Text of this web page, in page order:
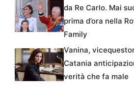
da Re Carlo. Mai
prima d’ora nella
Family
Vanina,
Catania
verità che fa male